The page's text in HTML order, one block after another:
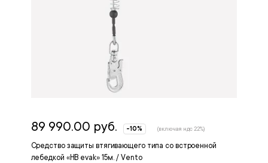
Средство защиты втягивающего типа со встроенной
лебедкой «НВ evak» 15м. / Vento
89 990.00 руб. -10% (включая ндс 22%)